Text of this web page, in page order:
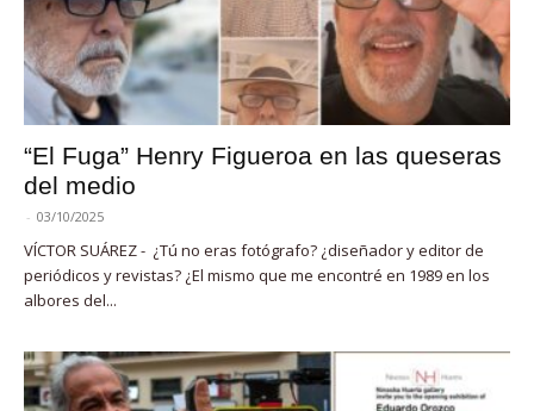
“El Fuga” Henry Figueroa en las queseras
del medio
- 03/10/2025
VÍCTOR SUÁREZ - ¿Tú no eras fotógrafo? ¿diseñador y editor de
periódicos y revistas? ¿El mismo que me encontré en 1989 en los
albores del...